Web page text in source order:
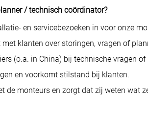
/ technisch coördinator?
en servicebezoeken in voor onze
klanten over storingen, vragen of
(o.a. in China) bij technische vragen of
en voorkomt stilstand bij klanten.
de monteurs en zorgt dat zij weten wat